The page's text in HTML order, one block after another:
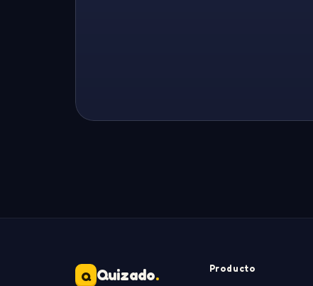
Q Quizado. Producto